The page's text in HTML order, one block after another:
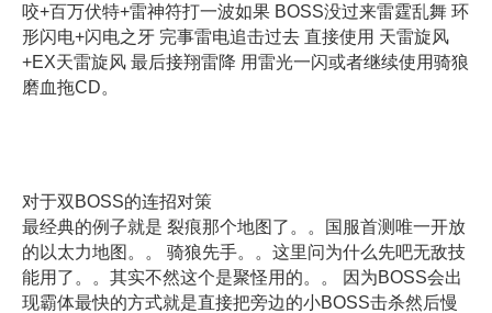
咬+百万伏特+雷神符打一波如果 BOSS没过来雷霆乱舞 环
形闪电+闪电之牙 完事雷电追击过去 直接使用 天雷旋风
+EX天雷旋风 最后接翔雷降 用雷光一闪或者继续使用骑狼
磨血拖CD。
对于双BOSS的连招对策
最经典的例子就是 裂痕那个地图了。。国服首测唯一开放
的以太力地图。。 骑狼先手。。这里问为什么先吧无敌技
能用了。。其实不然这个是聚怪用的。。 因为BOSS会出
现霸体最快的方式就是直接把旁边的小BOSS击杀然后慢